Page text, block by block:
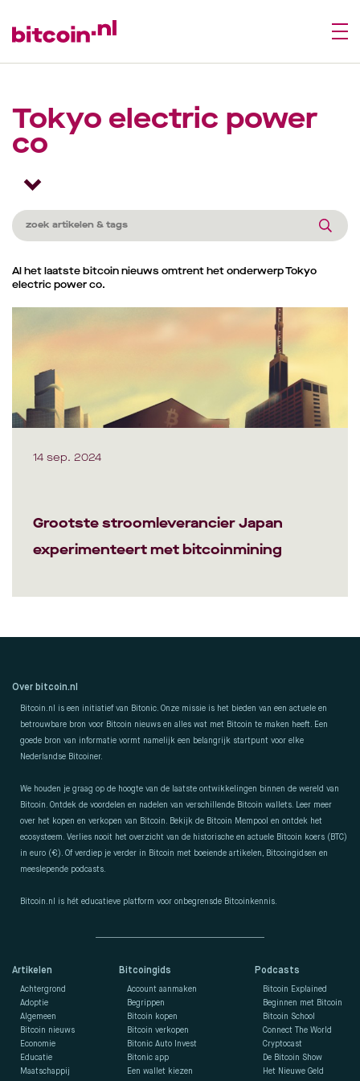
Tokyo electric power
co
Al het laatste bitcoin nieuws omtrent het onderwerp Tokyo
electric power co.
14 sep. 2024
Grootste stroomleverancier Japan
experimenteert met bitcoinmining
Artikelen
Achtergrond
Adoptie
Algemeen
Bitcoin nieuws
Economie
Educatie
Maatschappij
Bitcoingids
Account aanmaken
Begrippen
Bitcoin kopen
Bitcoin verkopen
Bitonic Auto Invest
Bitonic app
Een wallet kiezen
Podcasts
Bitcoin Explained
Beginnen met Bitcoin
Bitcoin School
Connect The World
Cryptocast
De Bitcoin Show
Het Nieuwe Geld
Over bitcoin.nl
Bitcoin.nl is een initiatief van Bitonic. Onze missie is het bieden van een actuele en
betrouwbare bron voor Bitcoin nieuws en alles wat met Bitcoin te maken heeft. Een
goede bron van informatie vormt namelijk een belangrijk startpunt voor elke
Nederlandse Bitcoiner.
We houden je graag op de hoogte van de laatste ontwikkelingen binnen de wereld van
Bitcoin. Ontdek de voordelen en nadelen van verschillende Bitcoin wallets. Leer meer
over het kopen en verkopen van Bitcoin. Bekijk de Bitcoin Mempool en ontdek het
ecosysteem. Verlies nooit het overzicht van de historische en actuele Bitcoin koers (BTC)
in euro (€). Of verdiep je verder in Bitcoin met boeiende artikelen, Bitcoingidsen en
meeslepende podcasts.
Bitcoin.nl is hét educatieve platform voor onbegrensde Bitcoinkennis.